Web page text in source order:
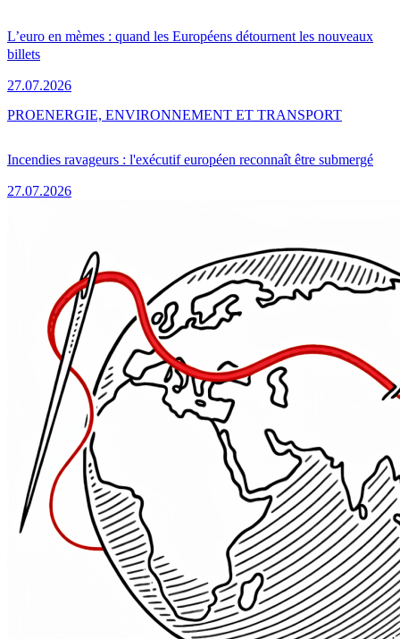
L’euro en mèmes : quand les Européens détournent les nouveaux
billets
27.07.2026
Incendies ravageurs : l'exécutif européen reconnaît être submergé
27.07.2026
PROENERGIE, ENVIRONNEMENT ET TRANSPORT